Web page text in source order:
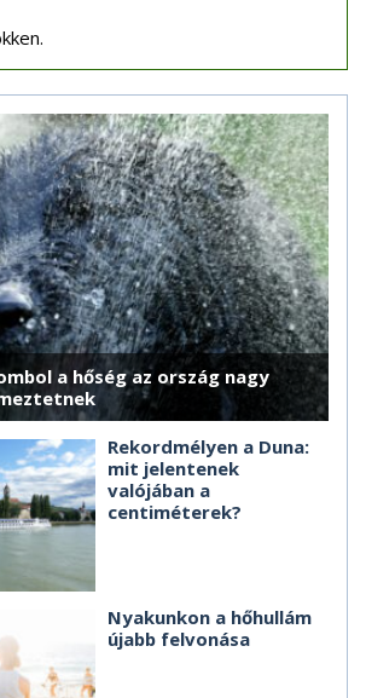
a hőség az ország nagy
Rekordmélyen a Duna:
mit jelentenek
valójában a
centiméterek?
Nyakunkon a hőhullám
újabb felvonása